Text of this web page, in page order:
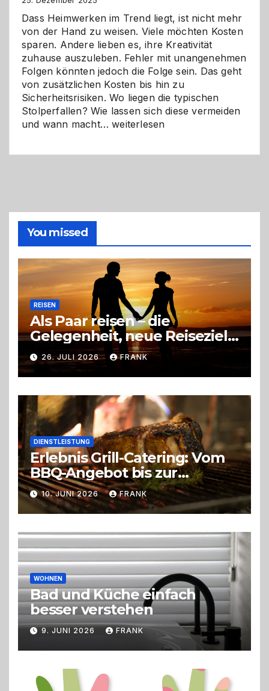
Dass Heimwerken im Trend liegt, ist nicht mehr
von der Hand zu weisen. Viele möchten Kosten
sparen. Andere lieben es, ihre Kreativität
zuhause auszuleben. Fehler mit unangenehmen
Folgen könnten jedoch die Folge sein. Das geht
von zusätzlichen Kosten bis hin zu
Sicherheitsrisiken. Wo liegen die typischen
Stolperfallen? Wie lassen sich diese vermeiden
und wann macht…Selber
richtige
Entscheidung
weiterlesen
You missed
REISEN
Als Paar reisen – die
Gelegenheit, neue Reiseziele
zu entdecken
26. JULI 2026 FRANK
DIENSTLEISTUNG
Erlebnis Grill-Catering: Vom
BBQ-Angebot bis zur
perfekten Eventorganisation
Trend zu Outdoor-Events,
Erlebnisgastronomie und
Live-Cooking
10. JUNI 2026 FRANK
WOHNEN
Bad und Küche einfach
besser verstehen
9. JUNI 2026 FRANK